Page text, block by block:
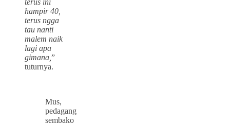
hampir 40,
terus ngga
tau nanti
malem naik
lagi apa
gimana, ”
tuturnya.
Mus,
pedagang
sembako